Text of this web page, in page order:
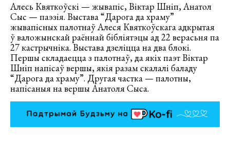
Алесь Квяткоўскі — жывапіс, Віктар Шніп, Анатол
Сыс — паэзія. Выстава “Дарога да храму”
жывапісных палотнаў Алеся Квяткоўскага адкрытая
ў валожынскай раённай бібліятэцы ад 22 верасьня па
27 кастрычніка. Выстава дзеліцца на два блокі.
Першы складаецца з палотнаў, да якіх паэт Віктар
Шніп напісаў вершы, якія разам скалалі баладу
“Дарога да храму”. Другая частка — палотны,
напісаныя на вершы Анатоля Сыса.